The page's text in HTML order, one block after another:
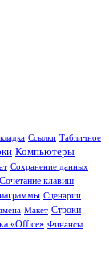
Ссылки Табличное
Компьютеры
Сохранение данных
Сочетание клавиш
Сценарии
Макет Строки
«Office» Финансы